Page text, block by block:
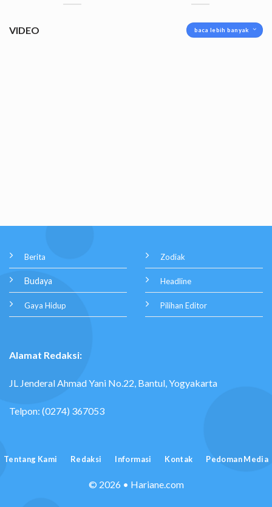
VIDEO baca lebih banyak
Berita
Budaya
Gaya Hidup
Zodiak
Headline
Pilihan Editor
Alamat Redaksi:
JL Jenderal Ahmad Yani No.22, Bantul, Yogyakarta
Telpon: (0274) 367053
Tentang Kami Redaksi Informasi Kontak Pedoman Media
© 2026 • Hariane.com